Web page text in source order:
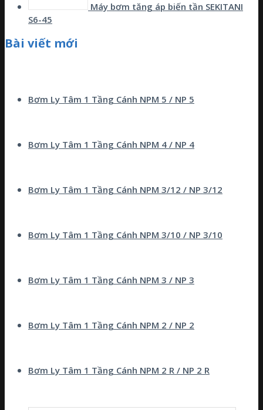
Máy bơm tăng áp biến tần SEKITANI
S6-45
Bài viết mới
Bơm Ly Tâm 1 Tầng Cánh NPM 5 / NP 5
Bơm Ly Tâm 1 Tầng Cánh NPM 4 / NP 4
Bơm Ly Tâm 1 Tầng Cánh NPM 3/12 / NP 3/12
Bơm Ly Tâm 1 Tầng Cánh NPM 3/10 / NP 3/10
Bơm Ly Tâm 1 Tầng Cánh NPM 3 / NP 3
Bơm Ly Tâm 1 Tầng Cánh NPM 2 / NP 2
Bơm Ly Tâm 1 Tầng Cánh NPM 2 R / NP 2 R